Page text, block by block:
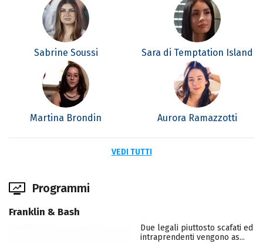
Sabrine Soussi Sara di Temptation Island
Martina Brondin Aurora Ramazzotti
VEDI TUTTI
Programmi
Franklin & Bash
Due legali piuttosto scafati ed
intraprendenti vengono as...